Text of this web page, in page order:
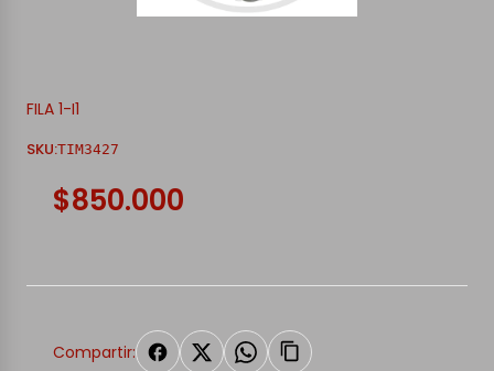
FILA 1-I1
SKU:TIM3427
$850.000
Compartir: